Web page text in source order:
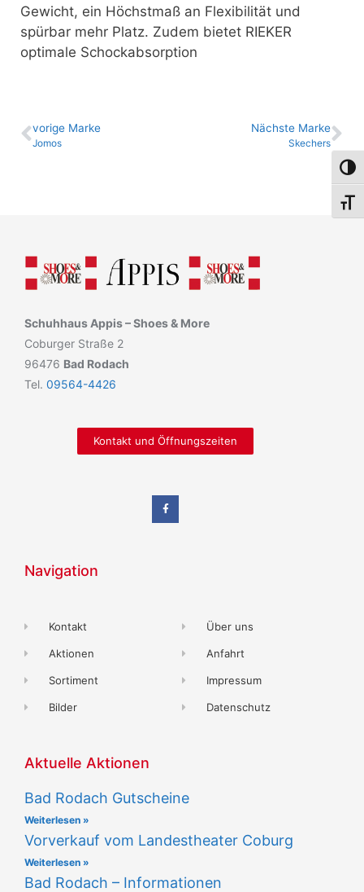
Gewicht, ein Höchstmaß an Flexibilität und
spürbar mehr Platz. Zudem bietet RIEKER
optimale Schockabsorption
vo­ri­ge Marke
Jomos
Nächste Marke
Skechers
Schuhhaus Appis – Shoes & More
Coburger Straße 2
96476 Bad Rodach
Tel. 09564-4426
Kontakt und Öffnungszeiten
Navigation
Kontakt
Aktionen
Sortiment
Bilder
Über uns
Anfahrt
Impressum
Datenschutz
Aktuelle Aktionen
Bad Rodach Gutscheine
Weiterlesen »
Vorverkauf vom Landestheater Coburg
Weiterlesen »
Bad Rodach – Informationen